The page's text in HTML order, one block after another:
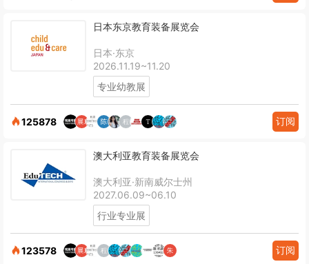
日本东京教育装备展览会
日本·东京
2026.11.19~11.20
专业幼教展
125878 订阅
澳大利亚教育装备展览会
澳大利亚·新南威尔士州
2027.06.09~06.10
行业专业展
123578 订阅